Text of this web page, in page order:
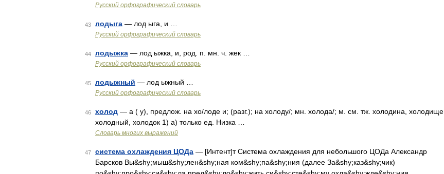
Русский орфографический словарь
43 лодыга — лод ыга, и …
Русский орфографический словарь
44 лодыжка — лод ыжка, и, род. п. мн. ч. жек …
Русский орфографический словарь
45 лодыжный — лод ыжный …
Русский орфографический словарь
46 холод — а ( у), предлож. на хо/лоде и; (разг.); на холоду/; мн. холода/; м. см. тж. холодина, холодище,
холодный, холодок 1) а) только ед. Низка …
Словарь многих выражений
47 система охлаждения ЦОДа — [Интент]т Система охлаждения для небольшого ЦОДа Александр
Барсков Вы&shy;мыш&shy;лен&shy;ная ком&shy;па&shy;ния (далее За&shy;каз&shy;чик)